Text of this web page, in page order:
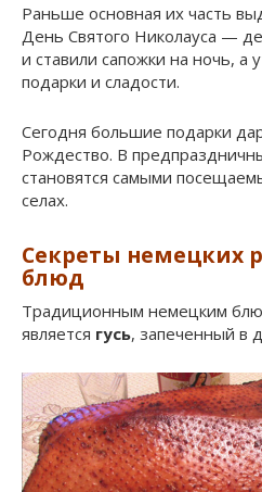
Раньше основная их часть
День Святого Николауса —
и ставили сапожки на ночь, а
подарки и сладости.
Сегодня большие подарки
Рождество. В
становятся самыми
селах.
Секреты немецких
блюд
Традиционным немецким
является гусь, запеченный в